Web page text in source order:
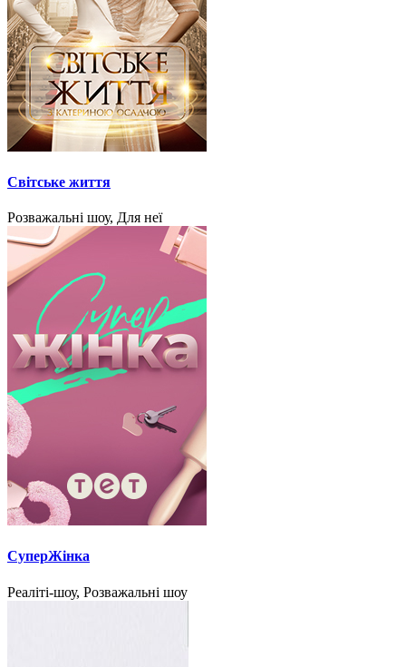
Світське життя
Розважальні шоу, Для неї
СуперЖінка
Реаліті-шоу, Розважальні шоу